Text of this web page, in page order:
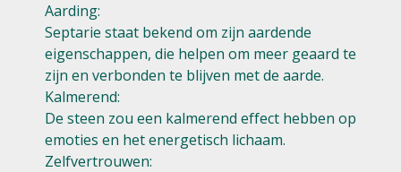
Aarding:
Septarie staat bekend om zijn aardende
eigenschappen, die helpen om meer geaard te
zijn en verbonden te blijven met de aarde.
Kalmerend:
De steen zou een kalmerend effect hebben op
emoties en het energetisch lichaam.
Zelfvertrouwen: